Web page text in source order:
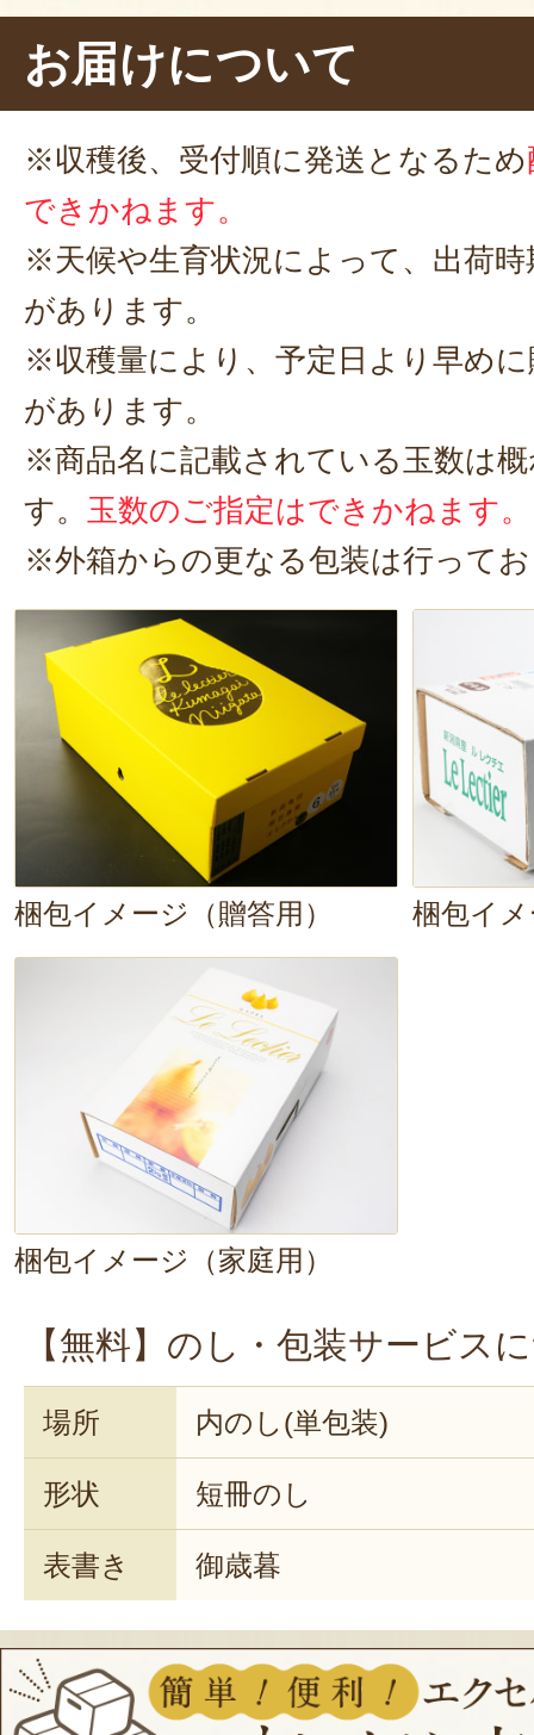
お届けについて
※収穫後、受付順に発送となるため
できかねます。
※天候や生育状況によって、出荷
があります。
※収穫量により、予定日より早め
があります。
※商品名に記載されている玉数は
す。 玉数のご指定はできかねます。
※外箱からの更なる包装は行って
梱包イメージ（贈答用） 梱包イ
梱包イメージ（家庭用）
【無料】のし・包装サービス
場所 内のし(単包装)
形状 短冊のし
表書き 御歳暮